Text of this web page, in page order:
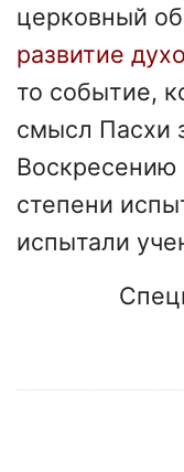
церковный
развитие
то событие,
смысл Пасхи
Воскресению
степени
испытали